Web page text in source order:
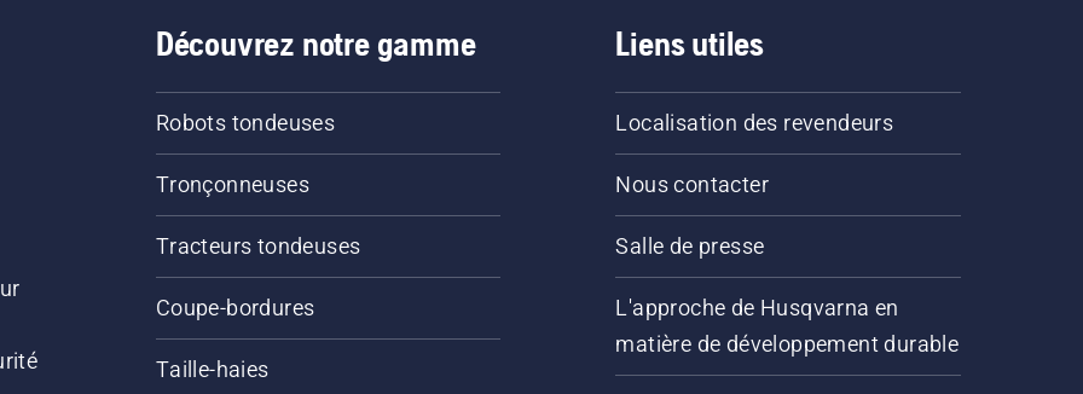
Découvrez notre gamme
Robots tondeuses
Tronçonneuses
Tracteurs tondeuses
Coupe-bordures
Taille-haies
Liens utiles
Localisation des revendeurs
Nous contacter
Salle de presse
L'approche de Husqvarna en
matière de développement durable